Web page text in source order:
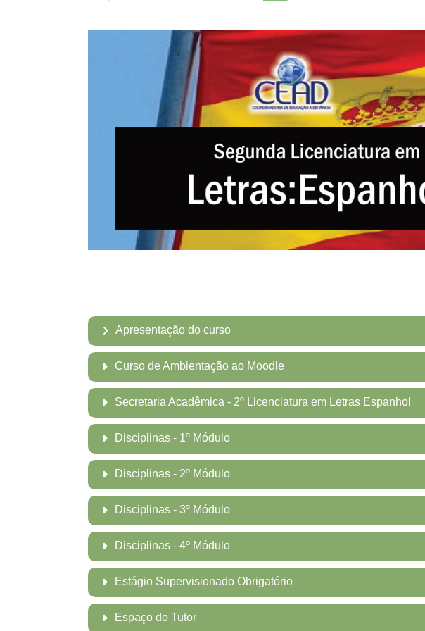
Apresentação do curso
Curso de Ambientação ao Moodle
Secretaria Acadêmica - 2º Licenciatura em Letras Espanhol
Disciplinas - 1º Módulo
Disciplinas - 2º Módulo
Disciplinas - 3º Módulo
Disciplinas - 4º Módulo
Estágio Supervisionado Obrigatório
Espaço do Tutor